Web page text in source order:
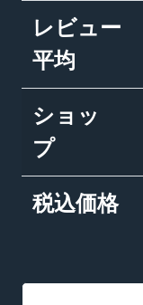
レビュー
平均
ショッ
プ
税込価格